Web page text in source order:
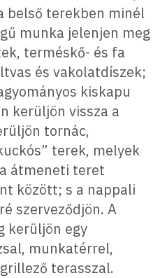
belső terekben minél
munka jelenjen meg
terméskő- és fa
és vakolatdíszek;
kiskapu
kerüljön vissza a
tornác,
terek, melyek
átmeneti teret
között; s a nappali
szerveződjön. A
kerüljön egy
munkatérrel,
terasszal.